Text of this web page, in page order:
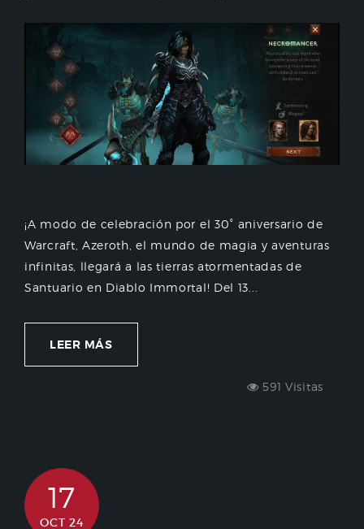
¡A modo de celebración por el 30° aniversario de
Warcraft, Azeroth, el mundo de magia y aventuras
infinitas, llegará a las tierras atormentadas de
Santuario en Diablo Immortal! Del 13...
LEER MÁS
591 Visitas
17
OCT 24